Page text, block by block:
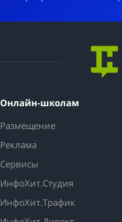
Онлайн-школам
Размещение
Реклама
Сервисы
ИнфоХит.Студия
ИнфоХит.Трафик